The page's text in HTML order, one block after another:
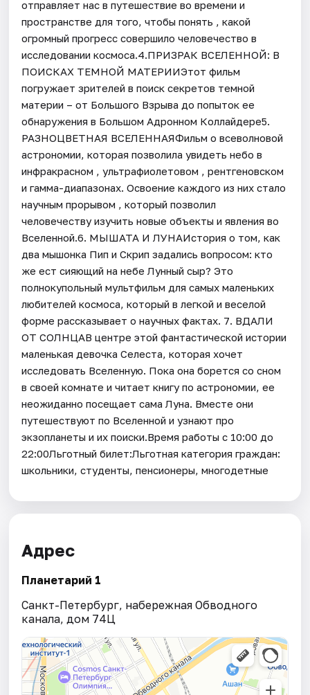
отправляет нас в путешествие во времени и
пространстве для того, чтобы понять , какой
огромный прогресс совершило человечество в
исследовании космоса.4.ПРИЗРАК ВСЕЛЕННОЙ: В
ПОИСКАХ ТЕМНОЙ МАТЕРИИЭтот фильм
погружает зрителей в поиск секретов темной
материи – от Большого Взрыва до попыток ее
обнаружения в Большом Адронном Коллайдере5.
РАЗНОЦВЕТНАЯ ВСЕЛЕННАЯФильм о всеволновой
астрономии, которая позволила увидеть небо в
инфракрасном , ультрафиолетовом , рентгеновском
и гамма-диапазонах. Освоение каждого из них стало
научным прорывом , который позволил
человечеству изучить новые объекты и явления во
Вселенной.6. МЫШАТА И ЛУНАИстория о том, как
два мышонка Пип и Скрип задались вопросом: кто
же ест сияющий на небе Лунный сыр? Это
полнокупольный мультфильм для самых маленьких
любителей космоса, который в легкой и веселой
форме рассказывает о научных фактах. 7. ВДАЛИ
ОТ СОЛНЦАВ центре этой фантастической истории
маленькая девочка Селеста, которая хочет
исследовать Вселенную. Пока она борется со сном
в своей комнате и читает книгу по астрономии, ее
неожиданно посещает сама Луна. Вместе они
путешествуют по Вселенной и узнают про
экзопланеты и их поиски.Время работы с 10:00 до
22:00Льготный билет:Льготная категория граждан:
школьники, студенты, пенсионеры, многодетные
Адрес
Планетарий 1
Санкт-Петербург, набережная Обводного
канала, дом 74Ц